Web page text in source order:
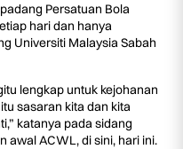
Persatuan Bola
hari dan hanya
Universiti Malaysia Sabah
lengkap untuk kejohanan
sasaran kita dan kita
katanya pada sidang
awal ACWL, di sini, hari ini.